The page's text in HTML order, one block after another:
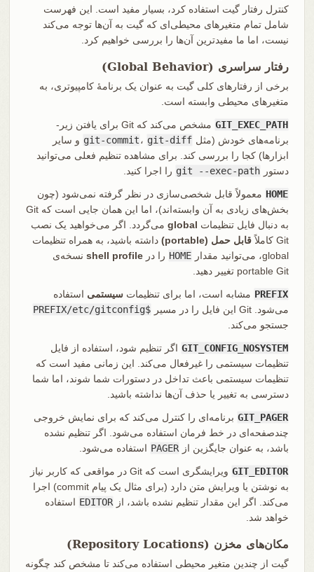
کنترل رفتار گیت استفاده کرد، بسیار مفید است. این فهرست
شامل تمام متغیرهای محیطی‌ای که گیت به آن‌ها توجه می‌کند
نیست، اما ما مفیدترین آن‌ها را بررسی خواهیم کرد.
رفتار سراسری (Global Behavior)
برخی از رفتارهای کلی گیت به عنوان یک برنامهٔ کامپیوتری، به
متغیرهای محیطی وابسته است.
GIT_EXEC_PATH
مشخص می‌کند که Git برای یافتن زیر-
برنامه‌های خودش (مثل
git-commit، git-diff
و سایر
ابزارها) کجا را بررسی کند. برای مشاهده تنظیم فعلی می‌توانید
دستور git --exec-path را اجرا کنید.
HOME معمولاً قابل شخصی‌سازی در نظر گرفته نمی‌شود (چون
بخش‌های زیادی به آن وابسته‌اند)، اما این همان جایی است که Git
به دنبال فایل تنظیمات globalمی‌گردد. اگر می‌خواهید یک نصب
Git کاملاً
قابل حمل (portable)
داشته باشید، به همراه تنظیمات
global، می‌توانید مقدار
HOME را در shell profileنسخه‌ی
portable Git تغییر دهید.
PREFIX مشابه است، اما برای تنظیمات سیستمی استفاده
می‌شود. Git این فایل را در مسیر
$PREFIX/etc/gitconfig
جستجو می‌کند.
GIT_CONFIG_NOSYSTEM اگر تنظیم شود، استفاده از فایل
تنظیمات سیستمی را غیرفعال می‌کند. این زمانی مفید است که
تنظیمات سیستمی باعث تداخل در دستورات شما شوند، اما شما
دسترسی به تغییر یا حذف آن‌ها نداشته باشید.
GIT_PAGER برنامه‌ای را کنترل می‌کند که برای نمایش خروجی
چندصفحه‌ای در خط فرمان استفاده می‌شود. اگر تنظیم نشده
باشد، به عنوان جایگزین از PAGER استفاده می‌شود.
GIT_EDITOR
ویرایشگری است که Git در مواقعی که کاربر نیاز
به نوشتن یا ویرایش متن دارد (برای مثال یک پیام commit) اجرا
می‌کند. اگر این مقدار تنظیم نشده باشد، از EDITOR استفاده
خواهد شد.
مکان‌های مخزن (Repository Locations)
گیت از چندین متغیر محیطی استفاده می‌کند تا مشخص کند چگونه